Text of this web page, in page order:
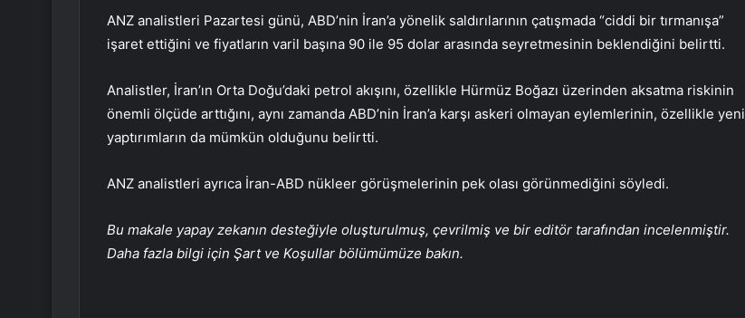
ANZ analistleri Pazartesi günü, ABD’nin İran’a yönelik saldırılarının çatışmada “ciddi bir tırmanışa”
işaret ettiğini ve fiyatların varil başına 90 ile 95 dolar arasında seyretmesinin beklendiğini belirtti.
Analistler, İran’ın Orta Doğu’daki petrol akışını, özellikle Hürmüz Boğazı üzerinden aksatma riskinin
önemli ölçüde arttığını, aynı zamanda ABD’nin İran’a karşı askeri olmayan eylemlerinin, özellikle yeni
yaptırımların da mümkün olduğunu belirtti.
ANZ analistleri ayrıca İran-ABD nükleer görüşmelerinin pek olası görünmediğini söyledi.
Bu makale yapay zekanın desteğiyle oluşturulmuş, çevrilmiş ve bir editör tarafından incelenmiştir.
Daha fazla bilgi için Şart ve Koşullar bölümümüze bakın.